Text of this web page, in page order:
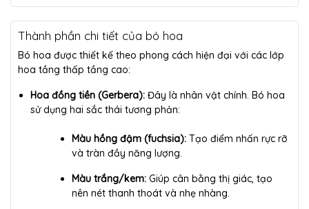
Thành phần chi tiết của bó hoa
Bó hoa được thiết kế theo phong cách hiện đại với các lớp
hoa tầng thấp tầng cao:
Hoa đồng tiền (Gerbera): Đây là nhân vật chính. Bó hoa
sử dụng hai sắc thái tương phản:
Màu hồng đậm (fuchsia): Tạo điểm nhấn rực rỡ
và tràn đầy năng lượng.
Màu trắng/kem: Giúp cân bằng thị giác, tạo
nên nét thanh thoát và nhẹ nhàng.